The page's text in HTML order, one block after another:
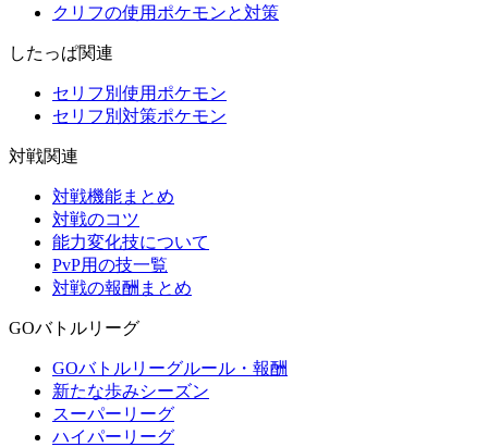
クリフの使用ポケモンと対策
したっぱ関連
セリフ別使用ポケモン
セリフ別対策ポケモン
対戦関連
対戦機能まとめ
対戦のコツ
能力変化技について
PvP用の技一覧
対戦の報酬まとめ
GOバトルリーグ
GOバトルリーグルール・報酬
新たな歩みシーズン
スーパーリーグ
ハイパーリーグ